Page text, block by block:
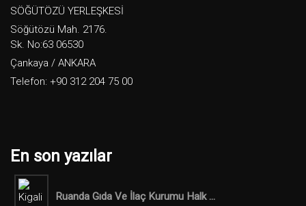
SÖĞÜTÖZÜ YERLEŞKESİ
Söğütözü Mah. 2176.
Sk. No:63 06530
Çankaya / ANKARA
Telefon: +90 312 204 75 00
En son yazılar
Ruanda Gıda Ve İlaç Kurumu Halk ...